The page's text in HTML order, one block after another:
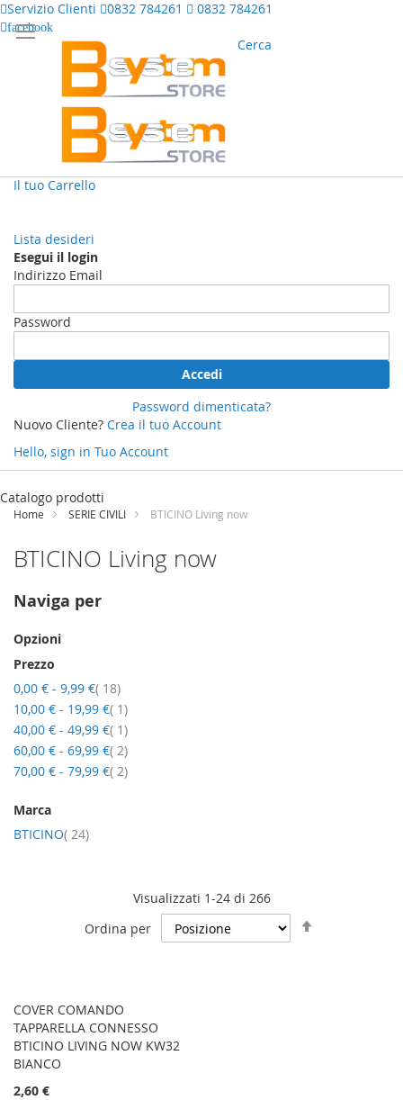
Servizio Clienti 0832 784261 0832 784261
facebook
Cerca
Il tuo Carrello
Lista desideri
Esegui il login
Indirizzo Email
Password
Accedi
Password dimenticata?
Nuovo Cliente? Crea il tuo Account
Hello, sign in Tuo Account
Salta
contenuto
Catalogo prodotti
Home SERIE CIVILI BTICINO Living now
BTICINO Living now
Visualizzati 1-24 di 266
Ordina per
COVER COMANDO
TAPPARELLA CONNESSO
BTICINO LIVING NOW KW32
BIANCO
2,60 €
Naviga per
Opzioni
Prezzo
0,00 € - 9,99 € 18elementi
10,00 € - 19,99 € 1elemento
40,00 € - 49,99 € 1elemento
60,00 € - 69,99 € 2elementi
70,00 € - 79,99 € 2elementi
Marca
BTICINO 24elementi